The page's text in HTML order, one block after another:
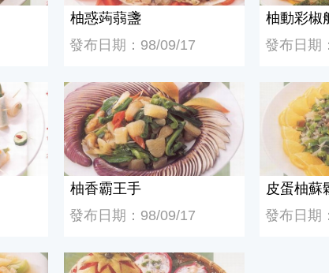
柚惑蒟蒻盞
發布日期：98/09/17
柚動彩椒
發布日期
柚香霸王手
柚香霸王手
發布日期：98/09/17
皮蛋柚
皮蛋柚
發布日期
沙拉紅柚